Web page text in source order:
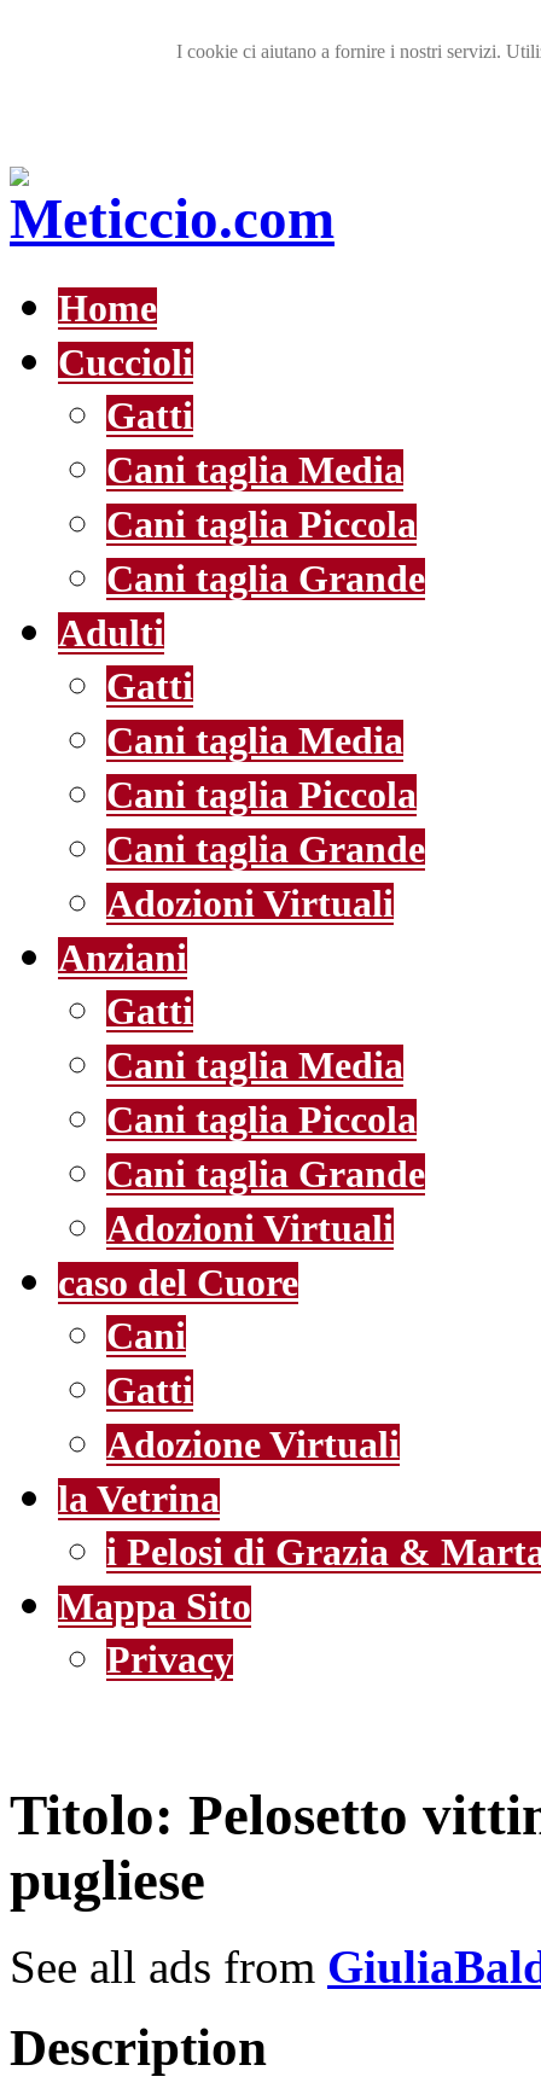
I cookie ci aiutano a fornire i nostri servizi.
Home
Cuccioli
Gatti
Cani taglia Media
Cani taglia Piccola
Cani taglia Grande
Adulti
Gatti
Cani taglia Media
Cani taglia Piccola
Cani taglia Grande
Adozioni Virtuali
Anziani
Gatti
Cani taglia Media
Cani taglia Piccola
Cani taglia Grande
Adozioni Virtuali
caso del Cuore
Cani
Gatti
Adozione Virtuali
la Vetrina
i Pelosi di Grazia &
Mappa Sito
Privacy
Titolo: Pelosetto
pugliese
See all ads from
Description